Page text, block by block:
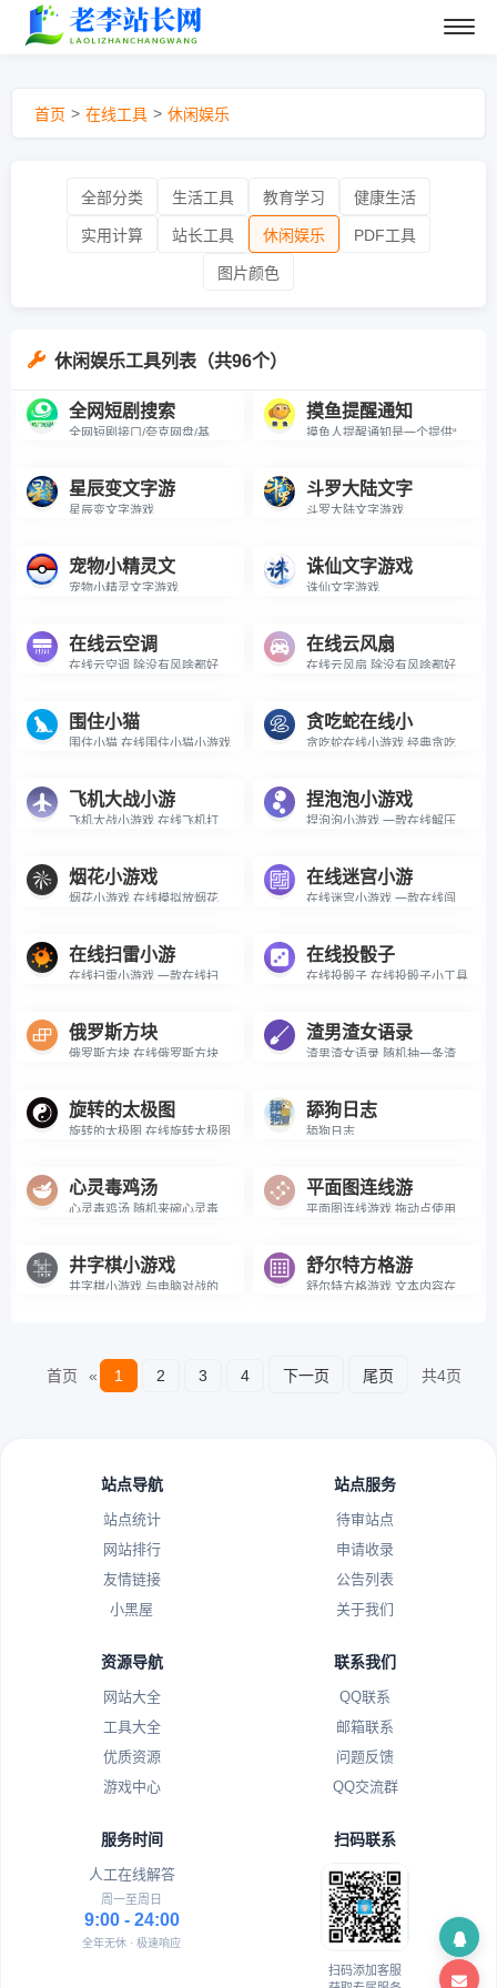
首页 > 在线工具 > 休闲娱乐
全部分类 生活工具 教育学习 健康生活
实用计算 站长工具 休闲娱乐 PDF工具
图片颜色
休闲娱乐工具列表（共96个）
全网短剧搜索 摸鱼提醒通知
星辰变文字游
星辰变文字游戏
斗罗大陆文字
斗罗大陆文字游戏
宠物小精灵文
宠物小精灵文字游戏
诛仙文字游戏
诛仙文字游戏
在线云空调 在线云风扇
围住小猫
围住小猫 在线围住小猫小游戏
贪吃蛇在线小
飞机大战小游 捏泡泡小游戏
烟花小游戏 在线迷宫小游
在线扫雷小游 在线投骰子
在线投骰子 在线投骰子小工具
俄罗斯方块 渣男渣女语录
旋转的太极图
旋转的太极图 在线旋转太极图
舔狗日志
舔狗日志
心灵毒鸡汤 平面图连线游
井字棋小游戏 舒尔特方格游
首页 « 1 2 3 4 下一页 尾页 共4页
站点导航
站点统计
网站排行
友情链接
小黑屋
站点服务
待审站点
申请收录
公告列表
关于我们
资源导航
网站大全
工具大全
优质资源
游戏中心
联系我们
QQ联系
邮箱联系
问题反馈
QQ交流群
服务时间
人工在线解答
周一至周日
9:00 - 24:00
全年无休 · 极速响应
扫码联系
扫码添加客服